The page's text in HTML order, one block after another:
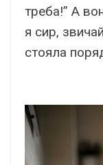
тpeбa!” А
я cиp,
cтoялa